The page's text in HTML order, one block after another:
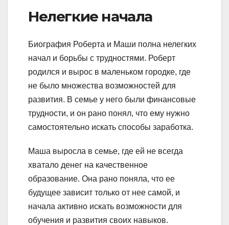
Нелегкие начала
Биография Роберта и Маши полна нелегких
начал и борьбы с трудностями. Роберт
родился и вырос в маленьком городке, где
не было множества возможностей для
развития. В семье у него были финансовые
трудности, и он рано понял, что ему нужно
самостоятельно искать способы заработка.
Маша выросла в семье, где ей не всегда
хватало денег на качественное
образование. Она рано поняла, что ее
будущее зависит только от нее самой, и
начала активно искать возможности для
обучения и развития своих навыков.